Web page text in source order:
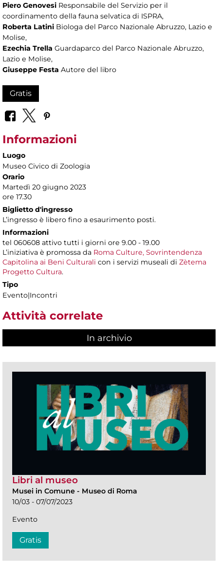
Piero Genovesi Responsabile del Servizio per il
coordinamento della fauna selvatica di ISPRA,
Roberta Latini Biologa del Parco Nazionale Abruzzo, Lazio e
Molise,
Ezechia Trella Guardaparco del Parco Nazionale Abruzzo,
Lazio e Molise,
Giuseppe Festa Autore del libro
Gratis
Informazioni
Luogo
Museo Civico di Zoologia
Orario
Martedì 20 giugno 2023
ore 17.30
Biglietto d'ingresso
L’ingresso è libero fino a esaurimento posti.
Informazioni
tel 060608 attivo tutti i giorni ore 9.00 - 19.00
L’iniziativa è promossa da Roma Culture, Sovrintendenza
Capitolina ai Beni Culturali con i servizi museali di Zètema
Progetto Cultura.
Tipo
Evento|Incontri
Attività correlate
In archivio
Libri al museo
Musei in Comune - Museo di Roma
10/03 - 07/07/2023
Evento
Gratis